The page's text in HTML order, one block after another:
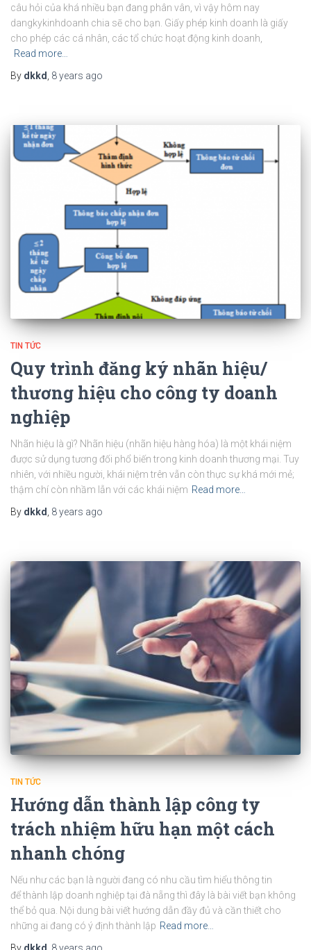
câu hỏi của khá nhiều bạn đang phân vân, vì vậy hôm nay
dangkykinhdoanh chia sẽ cho bạn. Giấy phép kinh doanh là giấy
cho phép các cá nhân, các tổ chức hoạt động kinh doanh,
Read more…
By dkkd, 8 years ago
TIN TỨC
Quy trình đăng ký nhãn hiệu/
thương hiệu cho công ty doanh
nghiệp
Nhãn hiệu là gì? Nhãn hiệu (nhãn hiệu hàng hóa) là một khái niệm
được sử dụng tương đối phổ biến trong kinh doanh thương mại. Tuy
nhiên, với nhiều người, khái niệm trên vẫn còn thực sự khá mới mẻ;
thậm chí còn nhầm lẫn với các khái niệm Read more…
By dkkd 8 years ago
TIN TỨC
Hướng dẫn thành lập công ty
trách nhiệm hữu hạn một cách
nhanh chóng
Nếu như các bạn là người đang có nhu cầu tìm hiểu thông tin
để thành lập doanh nghiệp tại đà nẵng thì đây là bài viết bạn không
thể bỏ qua. Nội dung bài viết hướng dẫn đầy đủ và cần thiết cho
những ai đang có ý định thành lập Read more…
By dkkd 8 years ago